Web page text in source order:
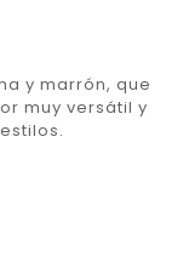
y marrón, que
muy versátil y